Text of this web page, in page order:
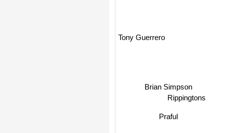
Brian Simpson
Rippingtons
Praful
Tony Guerrero